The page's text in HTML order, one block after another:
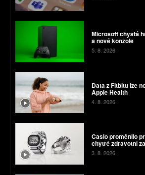
Microsoft chystá
a nové konzole
5. 8. 2026
Data z Fitbitu lze
Apple Health
4. 8. 2026
Casio proměnilo
chytré zdravotní
3. 8. 2026